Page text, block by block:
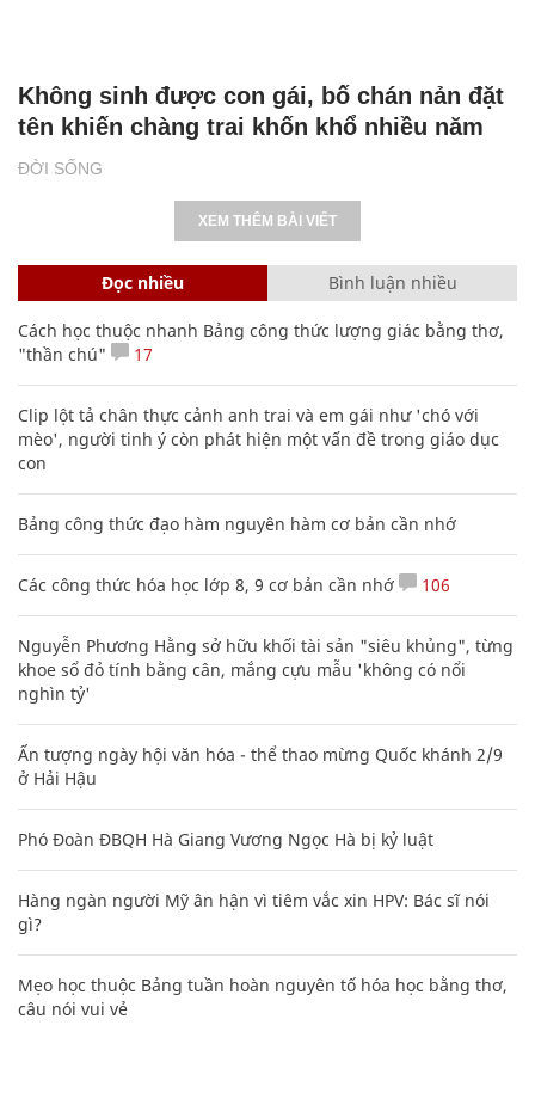
ĐỜI SỐNG
Không sinh được con gái, bố chán nản đặt
tên khiến chàng trai khốn khổ nhiều năm
XEM THÊM BÀI VIẾT
Đọc nhiều Bình luận nhiều
Cách học thuộc nhanh Bảng công thức lượng giác bằng thơ,
"thần chú"
17
Clip lột tả chân thực cảnh anh trai và em gái như 'chó với
mèo', người tinh ý còn phát hiện một vấn đề trong giáo dục
con
Bảng công thức đạo hàm nguyên hàm cơ bản cần nhớ
Các công thức hóa học lớp 8, 9 cơ bản cần nhớ 106
Nguyễn Phương Hằng sở hữu khối tài sản "siêu khủng", từng
khoe sổ đỏ tính bằng cân, mắng cựu mẫu 'không có nổi
nghìn tỷ'
Ấn tượng ngày hội văn hóa - thể thao mừng Quốc khánh 2/9
ở Hải Hậu
Phó Đoàn ĐBQH Hà Giang Vương Ngọc Hà bị kỷ luật
Hàng ngàn người Mỹ ân hận vì tiêm vắc xin HPV: Bác sĩ nói
gì?
Mẹo học thuộc Bảng tuần hoàn nguyên tố hóa học bằng thơ,
câu nói vui vẻ